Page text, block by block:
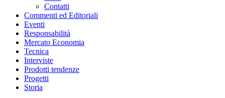
Contatti
Commenti ed Editoriali
Eventi
Responsabilità
Mercato Economia
Tecnica
Interviste
Prodotti tendenze
Progetti
Storia